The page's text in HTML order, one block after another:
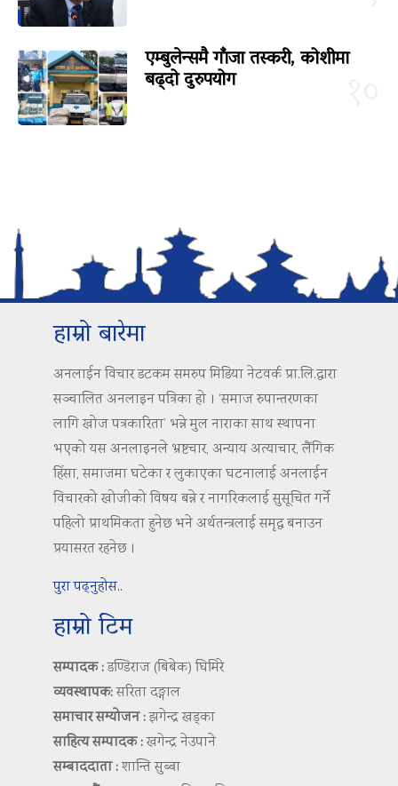
एम्बुलेन्समै गाँजा तस्करी, कोशीमा
बढ्दो दुरुपयोग
हाम्रो बारेमा
अनलाईन विचार डटकम समरुप मिडिया नेटवर्क प्रा.लि.द्वारा
सञ्चालित अनलाइन पत्रिका हो । ‘समाज रुपान्तरणका
लागि खोज पत्रकारिता’ भन्ने मुल नाराका साथ स्थापना
भएको यस अनलाइनले भ्रष्टचार, अन्याय अत्याचार, लैंगिक
हिंसा, समाजमा घटेका र लुकाएका घटनालाई अनलाईन
विचारको खोजीको विषय बन्ने र नागरिकलाई सुसूचित गर्ने
पहिलो प्राथमिकता हुनेछ भने अर्थतन्त्रलाई समृद्ध बनाउन
प्रयासरत रहनेछ ।
पुरा पढ्नुहोस..
हाम्रो टिम
सम्पादक :डण्डिराज (बिबेक) घिमिरे
व्यवस्थापक:सरिता दङ्गाल
समाचार सम्योजन :झगेन्द्र खड्का
साहित्य सम्पादक :खगेन्द्र नेउपाने
सम्बाददाता :शान्ति सुब्बा